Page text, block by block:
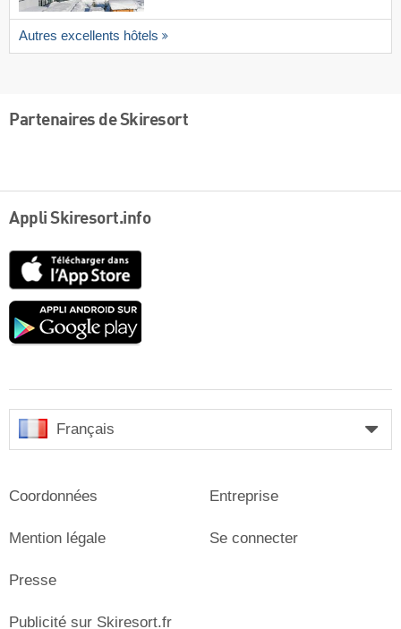
Autres excellents hôtels
Partenaires de Skiresort
Appli Skiresort.info
Google
Français
Coordonnées
Mention légale
Presse
Entreprise
Se connecter
Publicité sur Skiresort.fr